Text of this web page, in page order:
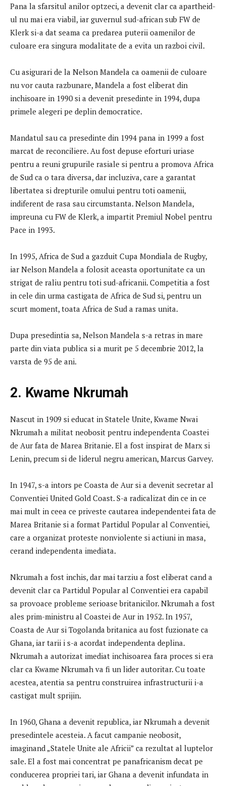
Pana la sfarsitul anilor optzeci, a devenit clar ca apartheid-
ul nu mai era viabil, iar guvernul sud-african sub FW de
Klerk si-a dat seama ca predarea puterii oamenilor de
culoare era singura modalitate de a evita un razboi civil.
Cu asigurari de la Nelson Mandela ca oamenii de culoare
nu vor cauta razbunare, Mandela a fost eliberat din
inchisoare in 1990 si a devenit presedinte in 1994, dupa
primele alegeri pe deplin democratice.
Mandatul sau ca presedinte din 1994 pana in 1999 a fost
marcat de reconciliere. Au fost depuse eforturi uriase
pentru a reuni grupurile rasiale si pentru a promova Africa
de Sud ca o tara diversa, dar incluziva, care a garantat
libertatea si drepturile omului pentru toti oamenii,
indiferent de rasa sau circumstanta. Nelson Mandela,
impreuna cu FW de Klerk, a impartit Premiul Nobel pentru
Pace in 1993.
In 1995, Africa de Sud a gazduit Cupa Mondiala de Rugby,
iar Nelson Mandela a folosit aceasta oportunitate ca un
strigat de raliu pentru toti sud-africanii. Competitia a fost
in cele din urma castigata de Africa de Sud si, pentru un
scurt moment, toata Africa de Sud a ramas unita.
Dupa presedintia sa, Nelson Mandela s-a retras in mare
parte din viata publica si a murit pe 5 decembrie 2012, la
varsta de 95 de ani.
2. Kwame Nkrumah
Nascut in 1909 si educat in Statele Unite, Kwame Nwai
Nkrumah a militat neobosit pentru independenta Coastei
de Aur fata de Marea Britanie. El a fost inspirat de Marx si
Lenin, precum si de liderul negru american, Marcus Garvey.
In 1947, s-a intors pe Coasta de Aur si a devenit secretar al
Conventiei United Gold Coast. S-a radicalizat din ce in ce
mai mult in ceea ce priveste cautarea independentei fata de
Marea Britanie si a format Partidul Popular al Conventiei,
care a organizat proteste nonviolente si actiuni in masa,
cerand independenta imediata.
Nkrumah a fost inchis, dar mai tarziu a fost eliberat cand a
devenit clar ca Partidul Popular al Conventiei era capabil
sa provoace probleme serioase britanicilor. Nkrumah a fost
ales prim-ministru al Coastei de Aur in 1952. In 1957,
Coasta de Aur si Togolanda britanica au fost fuzionate ca
Ghana, iar tarii i s-a acordat independenta deplina.
Nkrumah a autorizat imediat inchisoarea fara proces si era
clar ca Kwame Nkrumah va fi un lider autoritar. Cu toate
acestea, atentia sa pentru construirea infrastructurii i-a
castigat mult sprijin.
In 1960, Ghana a devenit republica, iar Nkrumah a devenit
presedintele acesteia. A facut campanie neobosit,
imaginand „Statele Unite ale Africii” ca rezultat al luptelor
sale. El a fost mai concentrat pe panafricanism decat pe
conducerea propriei tari, iar Ghana a devenit infundata in